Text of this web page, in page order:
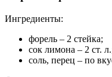
Ингредиенты:
форель – 2 стейка;
сок лимона – 2 ст.
соль, перец – по